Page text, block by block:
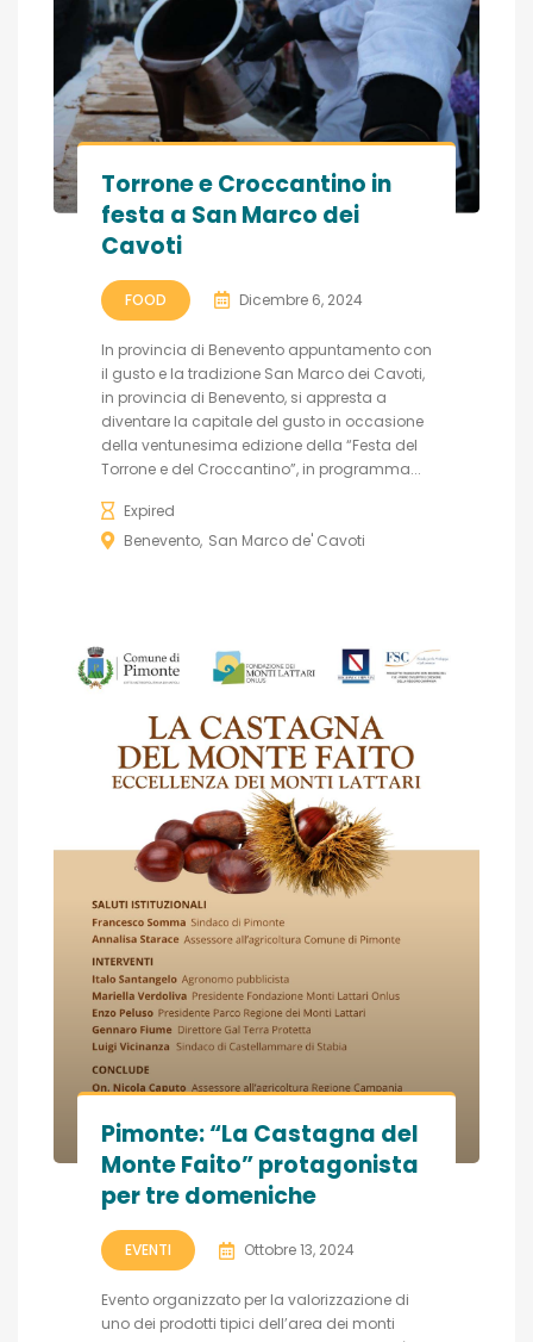
Torrone e Croccantino in
festa a San Marco dei
Cavoti
FOOD Dicembre 6, 2024
In provincia di Benevento appuntamento con
il gusto e la tradizione San Marco dei Cavoti,
in provincia di Benevento, si appresta a
diventare la capitale del gusto in occasione
della ventunesima edizione della “Festa del
Torrone e del Croccantino”, in programma...
Expired
Benevento San Marco de' Cavoti
Pimonte: “La Castagna del
Monte Faito” protagonista
per tre domeniche
EVENTI Ottobre 13, 2024
Evento organizzato per la valorizzazione di
uno dei prodotti tipici dell’area dei monti